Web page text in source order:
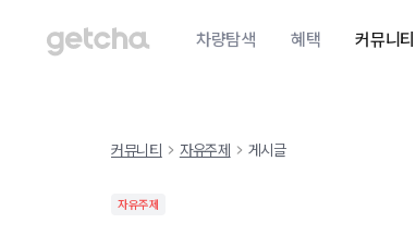
차량탐색 혜택 커뮤니티
커뮤니티 자유주제 게시글
자유주제